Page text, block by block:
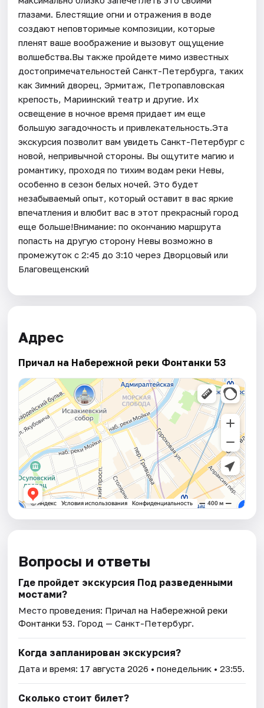
глазами. Блестящие огни и отражения в воде
создают неповторимые композиции, которые
пленят ваше воображение и вызовут ощущение
волшебства.Вы также пройдете мимо известных
достопримечательностей Санкт-Петербурга, таких
как Зимний дворец, Эрмитаж, Петропавловская
крепость, Мариинский театр и другие. Их
освещение в ночное время придает им еще
большую загадочность и привлекательность.Эта
экскурсия позволит вам увидеть Санкт-Петербург с
новой, непривычной стороны. Вы ощутите магию и
романтику, проходя по тихим водам реки Невы,
особенно в сезон белых ночей. Это будет
незабываемый опыт, который оставит в вас яркие
впечатления и влюбит вас в этот прекрасный город
еще больше!Внимание: по окончанию маршрута
попасть на другую сторону Невы возможно в
промежуток с 2:45 до 3:10 через Дворцовый или
Благовещенский
Адрес
Причал на Набережной реки Фонтанки 53
Вопросы и ответы
Где пройдет экскурсия Под разведенными
мостами?
Место проведения: Причал на Набережной реки
Фонтанки 53. Город — Санкт-Петербург.
Когда запланирован экскурсия?
Дата и время: 17 августа 2026 • понедельник • 23:55.
Сколько стоит билет?